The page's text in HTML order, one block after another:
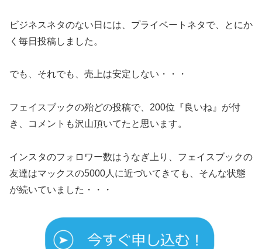
ビジネスネタのない日には、プライベートネタで、とにか
く毎日投稿しました。
でも、それでも、売上は安定しない・・・
フェイスブックの殆どの投稿で、200位『良いね』が付
き、コメントも沢山頂いてたと思います。
インスタのフォロワー数はうなぎ上り、フェイスブックの
友達はマックスの5000人に近づいてきても、そんな状態
が続いていました・・・